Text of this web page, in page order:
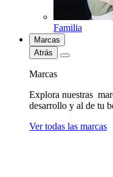
Familia
Marcas
Atrás
Marcas
Explora nuestras
desarrollo y al de tu
Ver todas las marcas